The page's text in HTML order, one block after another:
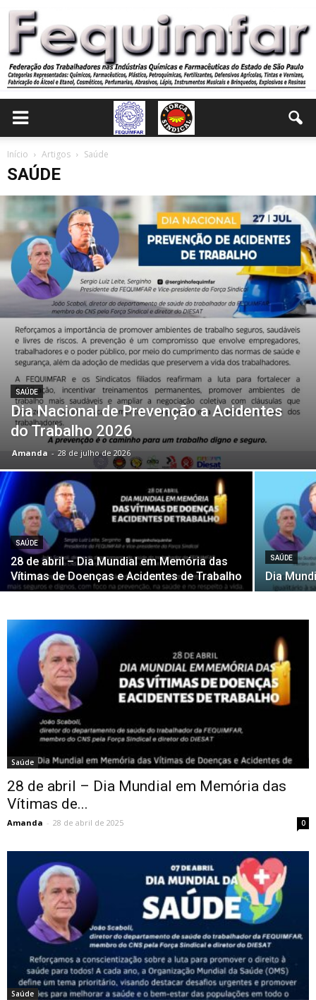
Início Artigos Saúde
SAÚDE
SAÚDE
Dia Nacional de Prevenção a Acidentes
do Trabalho 2026
Amanda - 28 de julho de 2026
SAÚDE
28 de abril – Dia Mundial em Memória das
Vítimas de Doenças e Acidentes de Trabalho
SAÚDE
Dia
Saúde
28 de abril – Dia Mundial em Memória das
Vítimas de...
Amanda - 28 de abril de 2025 0
Saúde